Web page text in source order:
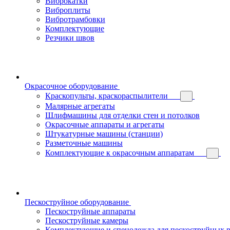
Виброплиты
Вибротрамбовки
Комплектующие
Резчики швов
Окрасочное оборудование
Краскопульты, краскораспылители
Малярные агрегаты
Шлифмашины для отделки стен и потолков
Окрасочные аппараты и агрегаты
Штукатурные машины (станции)
Разметочные машины
Комплектующие к окрасочным аппаратам
Пескоструйное оборудование
Пескоструйные аппараты
Пескоструйные камеры